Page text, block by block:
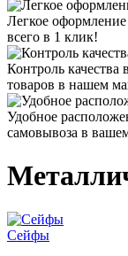
Легкое оформление
всего в 1 клик!
Контроль качества
товаров в нашем
Удобное
самовывоза в
Сейфы